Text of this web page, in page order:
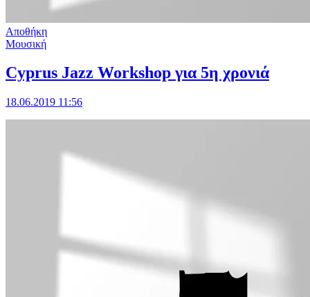
Αποθήκη
Μουσική
Cyprus Jazz Workshop για 5η χρονιά
18.06.2019 11:56